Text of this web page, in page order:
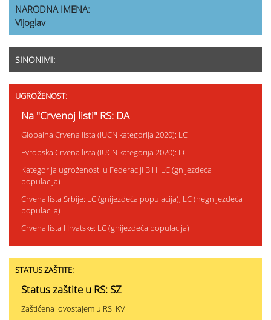
NARODNA IMENA:
Vijoglav
SINONIMI:
UGROŽENOST:
Na "Crvenoj listi" RS: DA
Globalna Crvena lista (IUCN kategorija 2020): LC
Evropska Crvena lista (IUCN kategorija 2020): LC
Kategorija ugroženosti u Federaciji BiH: LC (gnijezdeća
populacija)
Crvena lista Srbije: LC (gnijezdeća populacija); LC (negnijezdeća
populacija)
Crvena lista Hrvatske: LC (gnijezdeća populacija)
STATUS ZAŠTITE:
Status zaštite u RS: SZ
Zaštićena lovostajem u RS: KV